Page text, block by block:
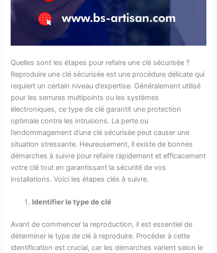
Quelles sont les étapes pour refaire une clé sécurisée ?
Reproduire une clé sécurisée est une procédure délicate qui
requiert un certain niveau d’expertise. Généralement utilisé
pour les serrures multipoints ou les systèmes
électroniques, ce type de clé garantit une protection
optimale contre les intrusions. La perte ou
l’endommagement d’une clé sécurisée peut causer une
situation stressante. Heureusement, il existe de bonnes
démarches à suivre pour refaire rapidement et efficacement
votre clé tout en garantissant la sécurité de vos
installations. Voici les étapes clés à suivre.
Identifier le type de clé
Avant de commencer la reproduction, il est essentiel de
déterminer le type de clé à reproduire. Procéder à cette
identification est crucial, car les démarches varient selon le